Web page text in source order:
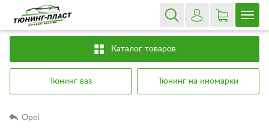
Каталог товаров
Тюнинг ваз Тюнинг на иномарки
Opel